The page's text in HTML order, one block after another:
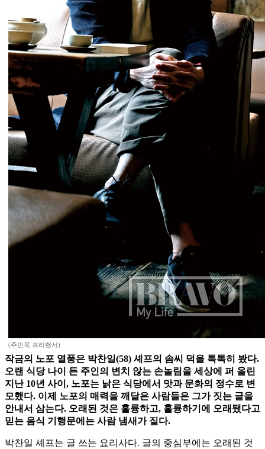
(주민욱 프리랜서)
작금의 노포 열풍은 박찬일(58) 셰프의 솜씨 덕을 톡톡히 봤다.
오랜 식당 나이 든 주인의 변치 않는 손놀림을 세상에 퍼 올린
지난 10년 사이, 노포는 낡은 식당에서 맛과 문화의 정수로 변
모했다. 이제 노포의 매력을 깨달은 사람들은 그가 짓는 글을
안내서 삼는다. 오래된 것은 훌륭하고, 훌륭하기에 오래됐다고
믿는 음식 기행문에는 사람 냄새가 짙다.
박찬일 셰프는 글 쓰는 요리사다. 글의 중심부에는 오래된 것